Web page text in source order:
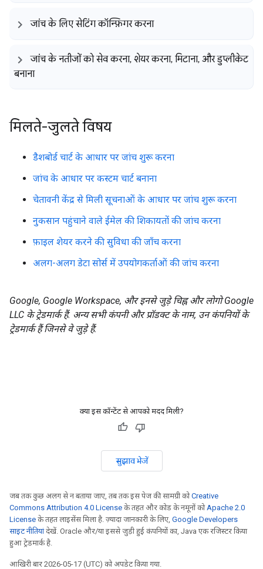
जांच के लिए सेटिंग कॉन्फ़िगर करना
जांच के नतीजों को सेव करना, शेयर करना, मिटाना, और डुप्लीकेट
बनाना
मिलते-जुलते विषय
डैशबोर्ड चार्ट के आधार पर जांच शुरू करना
जांच के आधार पर कस्टम चार्ट बनाना
चेतावनी केंद्र से मिली सूचनाओं के आधार पर जांच शुरू करना
नुकसान पहुंचाने वाले ईमेल की शिकायतों की जांच करना
फ़ाइल शेयर करने की सुविधा की जाँच करना
अलग-अलग डेटा सोर्स में उपयोगकर्ताओं की जांच करना
Google, Google Workspace, और इनसे जुड़े चिह्न और लोगो Google
LLC के ट्रेडमार्क हैं. अन्य सभी कंपनी और प्रॉडक्ट के नाम, उन कंपनियों के
ट्रेडमार्क हैं जिनसे वे जुड़े हैं.
क्या इस कॉन्टेंट से आपको मदद मिली?
सुझाव भेजें
जब तक कुछ अलग से न बताया जाए, तब तक इस पेज की सामग्री कोCreative
Commons Attribution 4.0 License के तहत और कोड के नमूनों को Apache 2.0
License के तहत लाइसेंस मिला है. ज़्यादा जानकारी के लिए, Google Developers
साइट नीतियांदेखें. Oracle और/या इससे जुड़ी हुई कंपनियों का, Java एक रजिस्टर किया
हुआ ट्रेडमार्क है.
आखिरी बार 2026-05-17 (UTC) को अपडेट किया गया.